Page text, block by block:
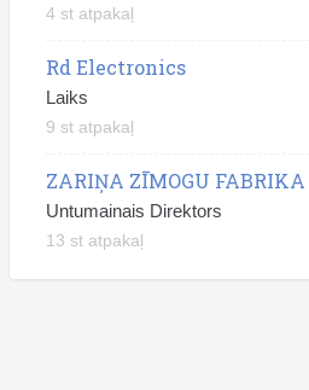
4 st atpakaļ
Rd Electronics
Laiks
9 st atpakaļ
ZARIŅA ZĪMOGU FABRIKA
Untumainais Direktors
13 st atpakaļ